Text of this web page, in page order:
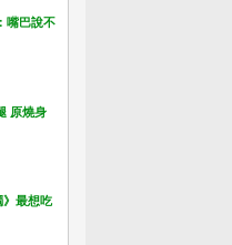
嘴巴說不
原燒身
》最想吃